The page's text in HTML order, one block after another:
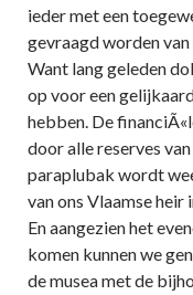
ieder met een
gevraagd worden
Want lang geleden
op voor een
hebben. De
door alle reserves
paraplubak wordt
van ons Vlaamse
En aangezien het
komen kunnen we
de musea met de